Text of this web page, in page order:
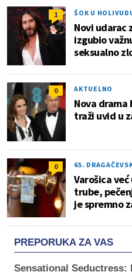
1 ŠOK U
Novi udarac
izgubio
seksualno
0 AKTUELNO
Nova drama
traži uvid u
0 65.
Varošica
trube,
je spremno
PREPORUKA ZA VAS
Sensational Seductress: